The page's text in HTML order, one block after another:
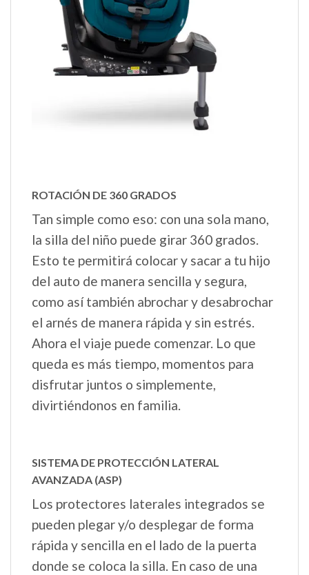
ROTACIÓN DE 360 GRADOS
Tan simple como eso: con una sola mano,
la silla del niño puede girar 360 grados.
Esto te permitirá colocar y sacar a tu hijo
del auto de manera sencilla y segura,
como así también abrochar y desabrochar
el arnés de manera rápida y sin estrés.
Ahora el viaje puede comenzar. Lo que
queda es más tiempo, momentos para
disfrutar juntos o simplemente,
divirtiéndonos en familia.
SISTEMA DE PROTECCIÓN LATERAL
AVANZADA (ASP)
Los protectores laterales integrados se
pueden plegar y/o desplegar de forma
rápida y sencilla en el lado de la puerta
donde se coloca la silla. En caso de una